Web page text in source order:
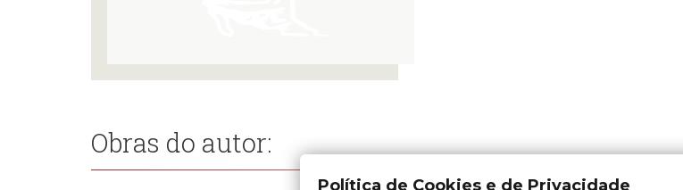
Obras do autor:
Política de Cookies e de Privacidade